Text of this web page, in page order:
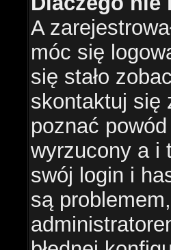
A
móc się
się stało
skontaktuj się
poznać
wyrzucony a i
swój login i
są